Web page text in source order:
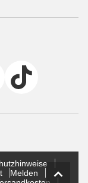
Melden